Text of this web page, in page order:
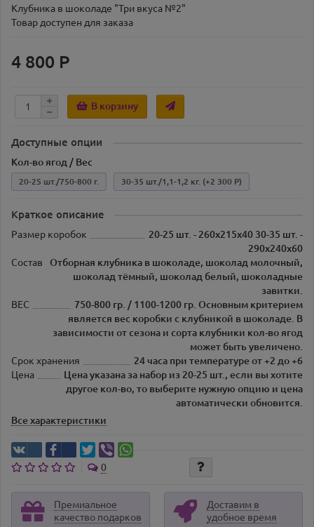
Клубника в шоколаде "Три вкуса №2"
Товар доступен для заказа
4 800 Р
В корзину
Доступные опции
Кол-во ягод / Вес
20-25 шт./750-800 г. 30-35 шт./1,1-1,2 кг. (+2 300 Р)
Краткое описание
Размер коробок
20-25 шт. - 260х215х40 30-35 шт. -
290х240х60
Состав
Отборная клубника в шоколаде, шоколад молочный,
шоколад тёмный, шоколад белый, шоколадные
завитки.
ВЕС
750-800 гр. / 1100-1200 гр. Основным критерием
является вес коробки с клубникой в шоколаде. В
зависимости от сезона и сорта клубники кол-во ягод
может быть увеличено.
Срок хранения
24 часа при температуре от +2 до +6
Цена
Цена указана за набор из 20-25 шт., если вы хотите
другое кол-во, то выберите нужную опцию и цена
автоматически обновится.
Все характеристики
0
Премиальное
качество подарков
Доставим в
удобное время